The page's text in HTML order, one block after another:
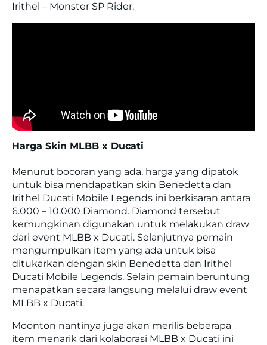
Irithel – Monster SP Rider.
Harga Skin MLBB x Ducati
Menurut bocoran yang ada, harga yang dipatok
untuk bisa mendapatkan skin Benedetta dan
Irithel Ducati Mobile Legends ini berkisaran antara
6.000 – 10.000 Diamond. Diamond tersebut
kemungkinan digunakan untuk melakukan draw
dari event MLBB x Ducati. Selanjutnya pemain
mengumpulkan item yang ada untuk bisa
ditukarkan dengan skin Benedetta dan Irithel
Ducati Mobile Legends. Selain pemain beruntung
menapatkan secara langsung melalui draw event
MLBB x Ducati.
Moonton nantinya juga akan merilis beberapa
item menarik dari kolaborasi MLBB x Ducati ini